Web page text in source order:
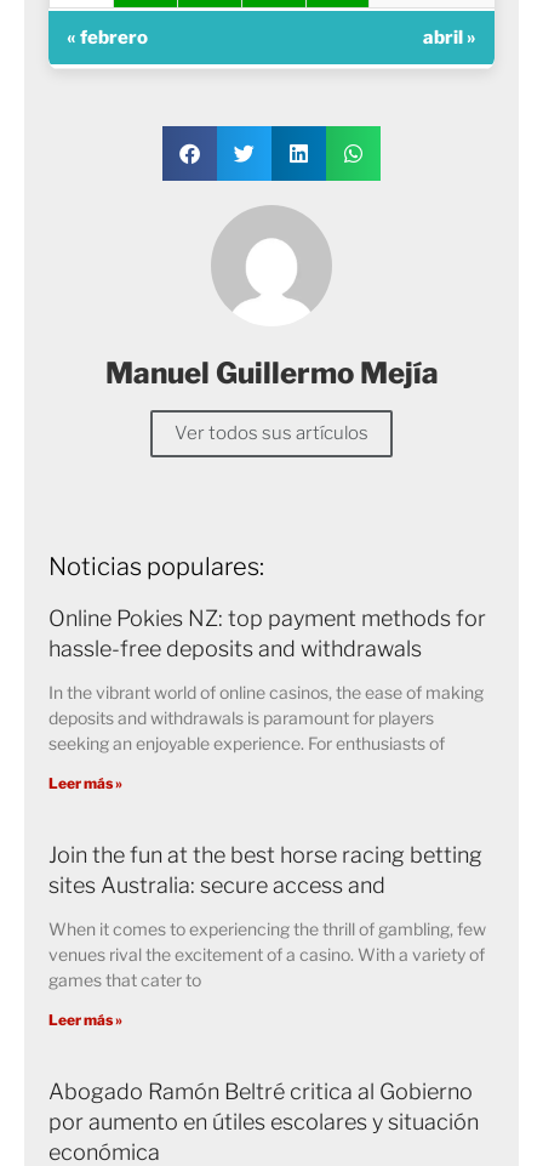
« febrero abril »
Manuel Guillermo Mejía
Ver todos sus artículos
Noticias populares:
Online Pokies NZ: top payment methods for
hassle-free deposits and withdrawals
In the vibrant world of online casinos, the ease of making
deposits and withdrawals is paramount for players
seeking an enjoyable experience. For enthusiasts of
Leer más »
Join the fun at the best horse racing betting
sites Australia: secure access and
When it comes to experiencing the thrill of gambling, few
venues rival the excitement of a casino. With a variety of
games that cater to
Leer más »
Abogado Ramón Beltré critica al Gobierno
por aumento en útiles escolares y situación
económica